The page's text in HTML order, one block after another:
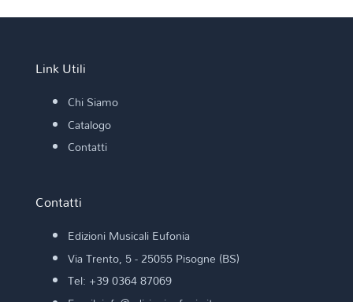
Link Utili
Chi Siamo
Catalogo
Contatti
Contatti
Edizioni Musicali Eufonia
Via Trento, 5 - 25055 Pisogne (BS)
Tel: +39 0364 87069